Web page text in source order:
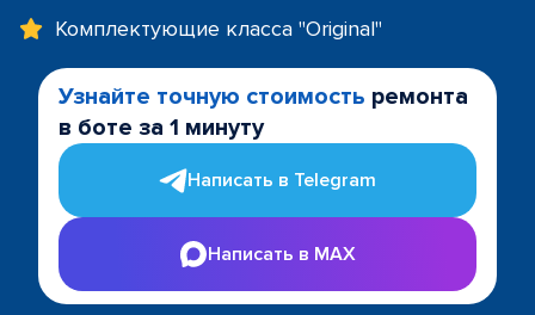
Комплектующие класса "Original"
Узнайте точную стоимость ремонта
в боте за 1 минуту
Написать в Telegram
Написать в MAX